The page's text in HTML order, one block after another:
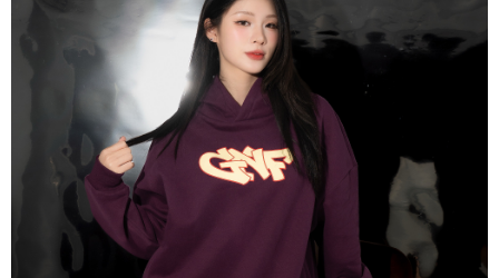
是否繳費成功／繳費後需取消欲退款等相關疑問，請聯繫「AFTEE先享後付
https://netprotections.freshdesk.com/support/home
１．透過由恩沛科技股份有限公司提供之「AFTEE先享後付」服務完成之交
易，需依本服務之必要範圍內提供個人資料，並將交易相關給付款項請求債
權轉讓予恩沛科技股份有限公司。
２．關於個人資料處理事宜，請瀏覽以下網址：
https://aftee.tw/terms/#terms3
３．未成年的使用者請事先徵得法定代理人或監護人之同意方可使用
「AFTEE先享後付」，若未經同意申辦者引起之損失，本公司不負相關責
４．使用「AFTEE先享後付」時，將依據個別帳號之用戶狀況，依本公司即
時審查核予不同之上限額度；若仍有額度不足之情形，本公司將視審查結果
每筆NT$320，滿NT$8,000(含以上)免運費
國家/地區配送